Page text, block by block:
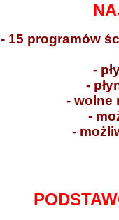
- 15 programów
-
-
- wolne
-
-